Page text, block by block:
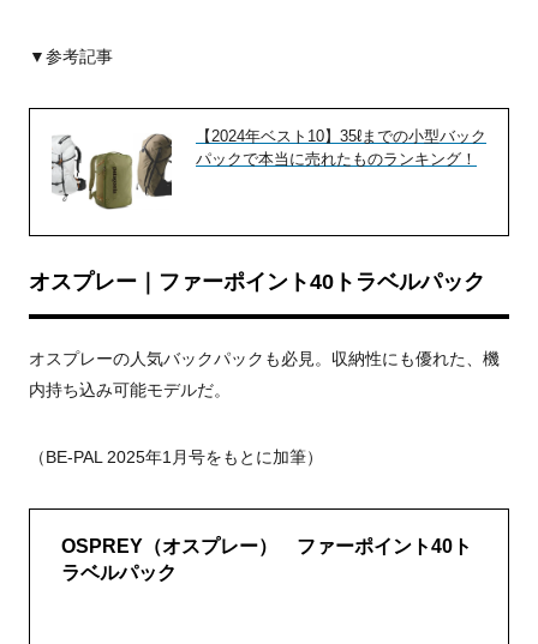
▼参考記事
【2024年ベスト10】35ℓまでの小型バック
パックで本当に売れたものランキング！
オスプレー｜ファーポイント40トラベルパック
オスプレーの人気バックパックも必見。収納性にも優れた、機
内持ち込み可能モデルだ。
（BE-PAL 2025年1月号をもとに加筆）
OSPREY（オスプレー） ファーポイント40ト
ラベルパック